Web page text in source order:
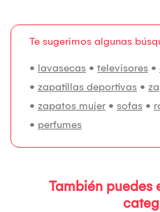
Te sugerimos algunas
• lavasecas • televisores •
• zapatillas deportivas •
• zapatos mujer • sofas •
• perfumes
También puedes